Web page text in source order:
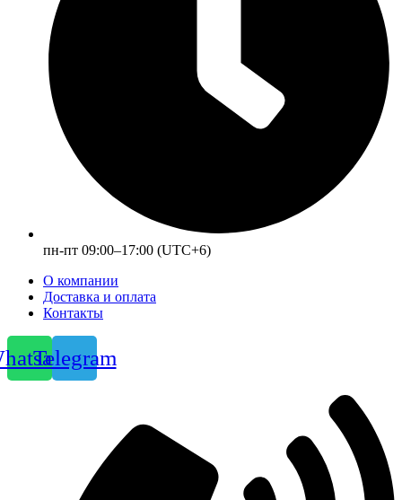
пн-пт 09:00–17:00 (UTC+6)
О компании
Доставка и оплата
Контакты
Telegram